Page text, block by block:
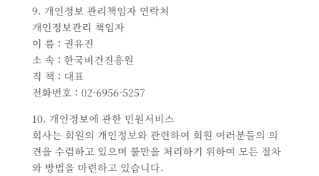
9. 개인정보 관리책임자 연락처
개인정보관리 책임자
이 름 : 권유진
소 속 : 한국비건진흥원
직 책 : 대표
전화번호 : 02-6956-5257
10. 개인정보에 관한 민원서비스
회사는 회원의 개인정보와 관련하여 회원 여러분들의 의
견을 수렴하고 있으며 불만을 처리하기 위하여 모든 절차
와 방법을 마련하고 있습니다.